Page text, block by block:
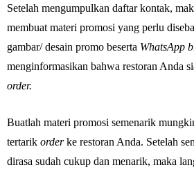
Setelah mengumpulkan daftar kontak,
membuat materi promosi yang perlu
gambar/ desain promo beserta WhatsApp
menginformasikan bahwa restoran Anda
order.
Buatlah materi promosi semenarik
tertarik orderke restoran Anda. Setelah
dirasa sudah cukup dan menarik, maka